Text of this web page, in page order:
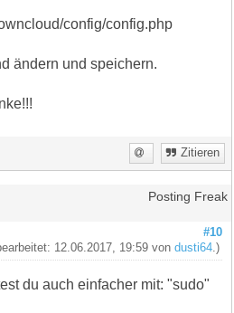
config/config.php
ändern und speichern.
Zitieren
Posting Freak
#10
12.06.2017, 19:59 vondusti64 .)
du auch einfacher mit: "sudo"